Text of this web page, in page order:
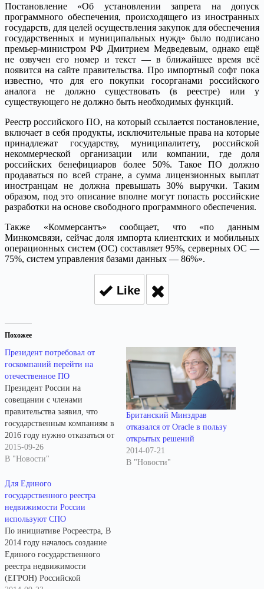
Постановление «Об установлении запрета на допуск
программного обеспечения, происходящего из иностранных
государств, для целей осуществления закупок для обеспечения
государственных и муниципальных нужд» было подписано
премьер-министром РФ Дмитрием Медведевым, однако ещё
не озвучен его номер и текст — в ближайшее время всё
появится на сайте правительства. Про импортный софт пока
известно, что для его покупки госорганами российского
аналога не должно существовать (в реестре) или у
существующего не должно быть необходимых функций.
Реестр российского ПО, на который ссылается постановление,
включает в себя продукты, исключительные права на которые
принадлежат государству, муниципалитету, российской
некоммерческой организации или компании, где доля
российских бенефициаров более 50%. Такое ПО должно
продаваться по всей стране, а сумма лицензионных выплат
иностранцам не должна превышать 30% выручки. Таким
образом, под это описание вполне могут попасть российские
разработки на основе свободного программного обеспечения.
Также «Коммерсантъ» сообщает, что «по данным
Минкомсвязи, сейчас доля импорта клиентских и мобильных
операционных систем (ОС) составляет 95%, серверных ОС —
75%, систем управления базами данных — 86%».
Like
Похожее
Президент потребовал от
госкомпаний перейти на
отечественное ПО
Президент России на
совещании с членами
правительства заявил, что
государственным компаниям в
2016 году нужно отказаться от
иностранного программного
обеспечения. Им следует
доступные отечественные
аналоги. До второго
полугодия 2016 года отказ
от иностранного ПО является
лишь рекомендацией. После
этого все госкомпании
обязаны перейти на
отечественный софт
в обязательном порядке.
2015-09-26
В "Новости"
Британский Минздрав
отказался от Oracle в пользу
открытых решений
2014-07-21
В "Новости"
Для Единого
государственного реестра
недвижимости России
используют СПО
По инициативе Росреестра, В
2014 году началось создание
Единого государственного
реестра недвижимости
(ЕГРОН) Российской